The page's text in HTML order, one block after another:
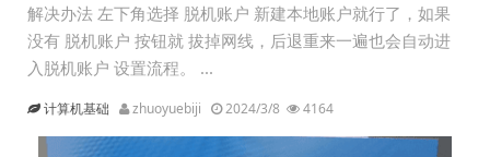
解决办法 左下角选择 脱机账户 新建本地账户就行了，如果
没有 脱机账户 按钮就 拔掉网线，后退重来一遍也会自动进
入脱机账户 设置流程。 ...
计算机基础 zhuoyuebiji 2024/3/8 4164